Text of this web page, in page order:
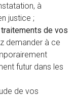
à
justice ;
traitements de vos
demander à ce
futur dans les
de vos